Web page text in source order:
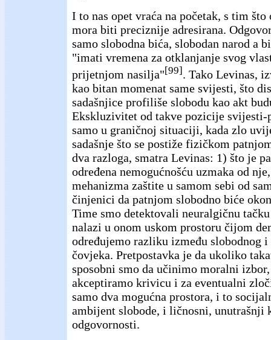
I to nas opet vraća na početak, s tim što
mora biti preciznije adresirana.
samo slobodna bića, slobodan narod a
"imati vremena za otklanjanje svog
prijetnjom nasilja"[99]. Tako Levinas,
kao bitan momenat same svijesti, što
sadašnjice profiliše slobodu kao akt
Ekskluzivitet od takve pozicije svijesti-
samo u graničnoj situaciji, kada zlo
sadašnje što se postiže fizičkom
dva razloga, smatra Levinas: 1) što je
određena nemogućnošću uzmaka od
mehanizma zaštite u samom sebi od
činjenici da patnjom slobodno biće
Time smo detektovali neuralgičnu
nalazi u onom uskom prostoru čijom
određujemo razliku između slobodnog i
čovjeka. Pretpostavka je da ukoliko
sposobni smo da učinimo moralni
akceptiramo krivicu i za eventualni
samo dva mogućna prostora, i to
ambijent slobode, i ličnosni, unutrašnji
odgovornosti.